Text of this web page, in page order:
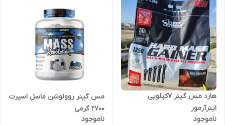
هارد مس گینر ۷کیلویی
اینرآرمور
ناموجود
مس گینر روولوشن ماسل اسپرت
۲۷۰۰ گرمی
ناموجود